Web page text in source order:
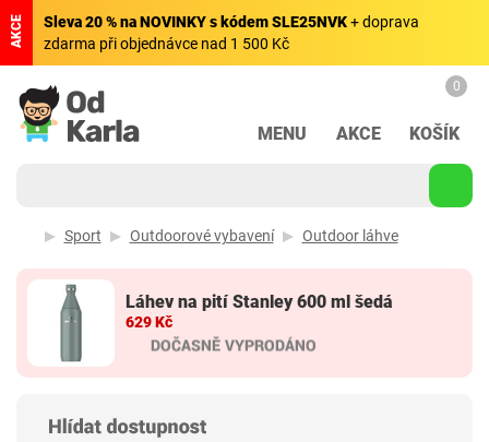
AKCE Sleva 20 % na NOVINKY s kódem SLE25NVK+ doprava
zdarma při objednávce nad 1 500 Kč
MENU AKCE
0
KOŠÍK
Sport Outdoorové vybavení Outdoor láhve
Láhev na pití Stanley 600 ml šedá
629 Kč